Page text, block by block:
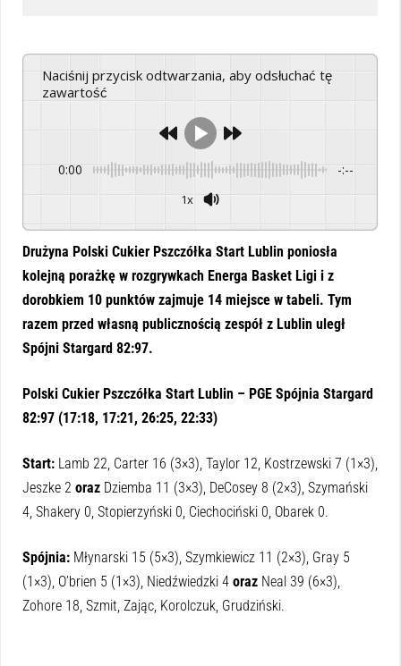
Naciśnij przycisk odtwarzania, aby odsłuchać tę
zawartość
0:00 -:--
1x
Drużyna Polski Cukier Pszczółka Start Lublin poniosła
kolejną porażkę w rozgrywkach Energa Basket Ligi i z
dorobkiem 10 punktów zajmuje 14 miejsce w tabeli. Tym
razem przed własną publicznością zespół z Lublin uległ
Spójni Stargard 82:97.
Polski Cukier Pszczółka Start Lublin – PGE Spójnia Stargard
82:97 (17:18, 17:21, 26:25, 22:33)
Start: Lamb 22, Carter 16 (3×3), Taylor 12, Kostrzewski 7 (1×3),
Jeszke 2 oraz Dziemba 11 (3×3), DeCosey 8 (2×3), Szymański
4, Shakery 0, Stopierzyński 0, Ciechociński 0, Obarek 0.
Spójnia: Młynarski 15 (5×3), Szymkiewicz 11 (2×3), Gray 5
(1×3), O’brien 5 (1×3), Niedźwiedzki 4 oraz Neal 39 (6×3),
Zohore 18, Szmit, Zając, Korolczuk, Grudziński.